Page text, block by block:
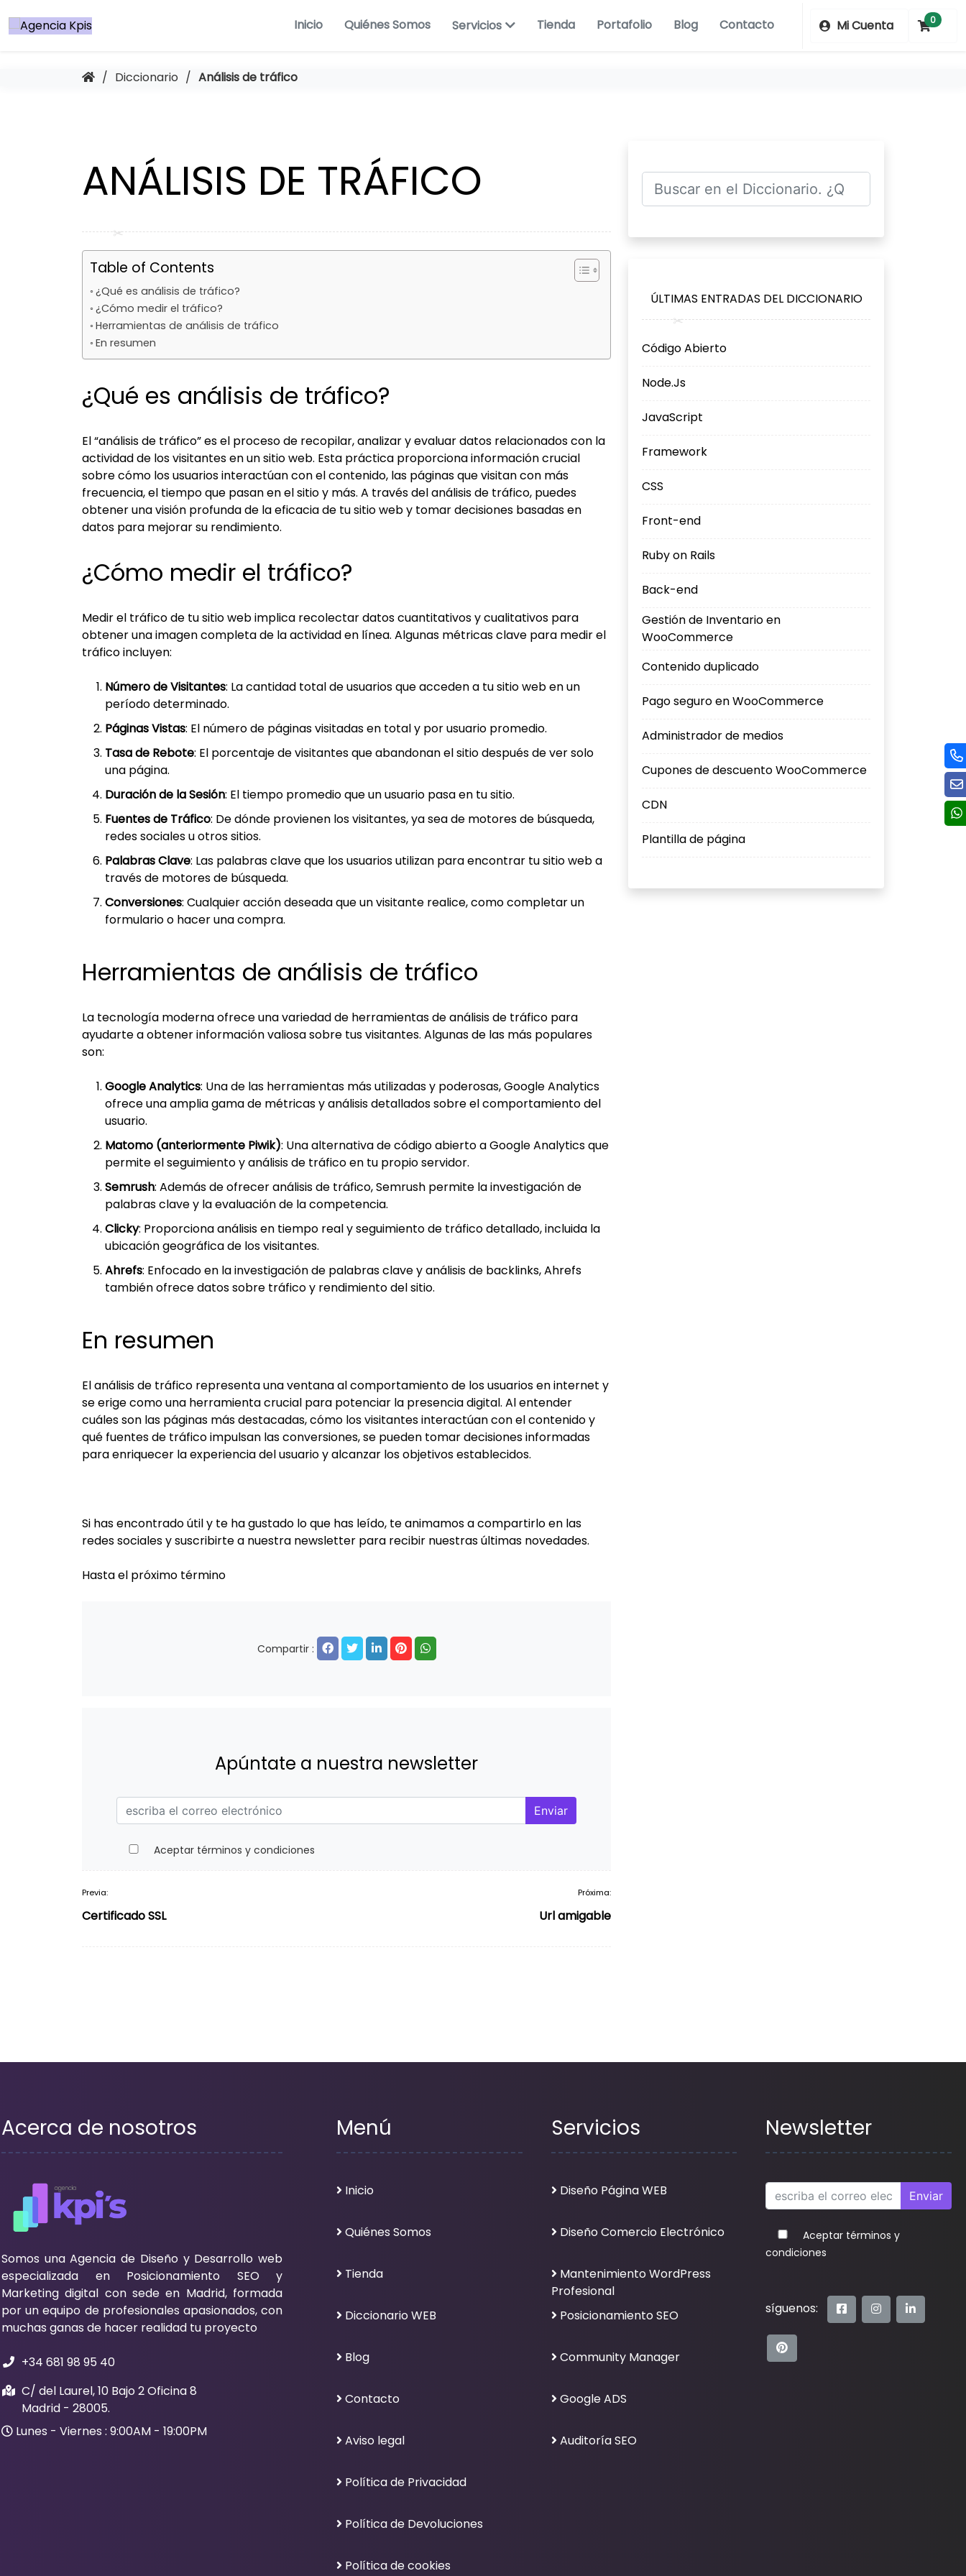
al
Inicio Quiénes Somos Servicios Tienda Portafolio Blog Contacto Mi Cuenta 0
/ Diccionario / Análisis de tráfico
ANÁLISIS DE TRÁFICO
Table of Contents
¿Qué es análisis de tráfico?
¿Cómo medir el tráfico?
Herramientas de análisis de tráfico
En resumen
¿Qué es análisis de tráfico?
El “análisis de tráfico” es el proceso de recopilar, analizar y evaluar datos relacionados con la
actividad de los visitantes en un sitio web. Esta práctica proporciona información crucial
sobre cómo los usuarios interactúan con el contenido, las páginas que visitan con más
frecuencia, el tiempo que pasan en el sitio y más. A través del análisis de tráfico, puedes
obtener una visión profunda de la eficacia de tu sitio web y tomar decisiones basadas en
datos para mejorar su rendimiento.
¿Cómo medir el tráfico?
Medir el tráfico de tu sitio web implica recolectar datos cuantitativos y cualitativos para
obtener una imagen completa de la actividad en línea. Algunas métricas clave para medir el
tráfico incluyen:
Número de Visitantes: La cantidad total de usuarios que acceden a tu sitio web en un
período determinado.
Páginas Vistas: El número de páginas visitadas en total y por usuario promedio.
Tasa de Rebote: El porcentaje de visitantes que abandonan el sitio después de ver solo
una página.
Duración de la Sesión: El tiempo promedio que un usuario pasa en tu sitio.
Fuentes de Tráfico: De dónde provienen los visitantes, ya sea de motores de búsqueda,
redes sociales u otros sitios.
Palabras Clave: Las palabras clave que los usuarios utilizan para encontrar tu sitio web a
través de motores de búsqueda.
Conversiones: Cualquier acción deseada que un visitante realice, como completar un
formulario o hacer una compra.
Herramientas de análisis de tráfico
La tecnología moderna ofrece una variedad de herramientas de análisis de tráfico para
ayudarte a obtener información valiosa sobre tus visitantes. Algunas de las más populares
son:
Google Analytics: Una de las herramientas más utilizadas y poderosas, Google Analytics
ofrece una amplia gama de métricas y análisis detallados sobre el comportamiento del
usuario.
Matomo (anteriormente Piwik): Una alternativa de código abierto a Google Analytics que
permite el seguimiento y análisis de tráfico en tu propio servidor.
Semrush: Además de ofrecer análisis de tráfico, Semrush permite la investigación de
palabras clave y la evaluación de la competencia.
Clicky: Proporciona análisis en tiempo real y seguimiento de tráfico detallado, incluida la
ubicación geográfica de los visitantes.
Ahrefs: Enfocado en la investigación de palabras clave y análisis de backlinks, Ahrefs
también ofrece datos sobre tráfico y rendimiento del sitio.
En resumen
El análisis de tráfico representa una ventana al comportamiento de los usuarios en internet y
se erige como una herramienta crucial para potenciar la presencia digital. Al entender
cuáles son las páginas más destacadas, cómo los visitantes interactúan con el contenido y
qué fuentes de tráfico impulsan las conversiones, se pueden tomar decisiones informadas
para enriquecer la experiencia del usuario y alcanzar los objetivos establecidos.
Si has encontrado útil y te ha gustado lo que has leído, te animamos a compartirlo en las
redes sociales y suscribirte a nuestra newsletter para recibir nuestras últimas novedades.
Hasta el próximo término
Compartir :
Apúntate a nuestra newsletter
Enviar
Aceptar términos y condiciones
Navegación
Previa:
Certificado SSL
Próxima:
Url amigable
ÚLTIMAS ENTRADAS DEL DICCIONARIO
Código Abierto
Node.Js
JavaScript
Framework
CSS
Front-end
Ruby on Rails
Back-end
Gestión de Inventario en
WooCommerce
Contenido duplicado
Pago seguro en WooCommerce
Administrador de medios
Cupones de descuento WooCommerce
CDN
Plantilla de página
Acerca de nosotros
Somos una Agencia de Diseño y Desarrollo web
especializada en Posicionamiento SEO y
Marketing digital con sede en Madrid, formada
por un equipo de profesionales apasionados, con
muchas ganas de hacer realidad tu proyecto
+34 681 98 95 40
C/ del Laurel, 10 Bajo 2 Oficina 8
Madrid - 28005.
Lunes - Viernes : 9:00AM - 19:00PM
Menú
Inicio
Quiénes Somos
Tienda
Diccionario WEB
Blog
Contacto
Aviso legal
Política de Privacidad
Política de Devoluciones
Política de cookies
Servicios
Diseño Página WEB
Diseño Comercio Electrónico
Mantenimiento WordPress
Profesional
Posicionamiento SEO
Community Manager
Google ADS
Auditoría SEO
Newsletter
Enviar
Aceptar términos y
condiciones
síguenos: